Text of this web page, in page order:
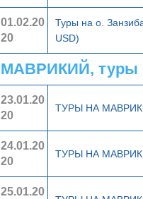
01.02.20
20
Туры на о.
USD)
МАВРИКИЙ, туры
23.01.20
20
ТУРЫ НА
24.01.20
20
ТУРЫ НА
25.01.20